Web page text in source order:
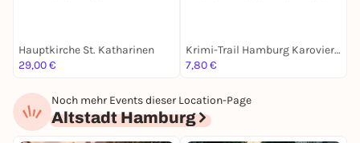
Hauptkirche St. Katharinen
29,00 €
Krimi-Trail Hamburg Karoviertel
7,80 €
Noch mehr Events dieser Location-Page
Altstadt Hamburg